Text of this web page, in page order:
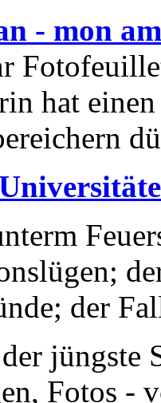
- mon
hat
der
jüngste
Fotos -